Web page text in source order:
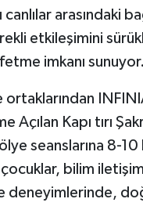
arasındaki
etkileşimini
imkanı sunuyor.
Açılan Kapı tırı
seanslarına 8-10
çocuklar, bilim
deneyimlerinde,